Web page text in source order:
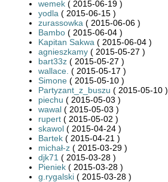
wemek ( 2015-06-19 )
yodla ( 2015-06-15 )
zurassowka ( 2015-06-06 )
Bambo ( 2015-06-04 )
Kapitan Sakwa ( 2015-06-04 )
agnieszkamy ( 2015-05-27 )
bart33z ( 2015-05-27 )
wallace. ( 2015-05-17 )
Simone ( 2015-05-10 )
Partyzant_z_buszu ( 2015-05-10 )
piechu ( 2015-05-03 )
wawal ( 2015-05-03 )
rupert ( 2015-05-02 )
skawol ( 2015-04-24 )
Bartek ( 2015-04-21 )
michał-z ( 2015-03-29 )
djk71 ( 2015-03-28 )
Pieniek ( 2015-03-28 )
g.rygalski ( 2015-03-28 )